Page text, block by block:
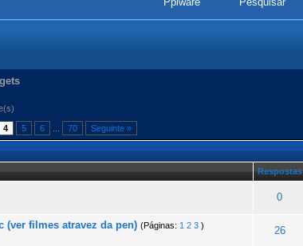
4 5 6 70 Seguinte »
Respostas
0
(ver filmes atravez da pen) (Páginas: 1 2 3 )
26
5